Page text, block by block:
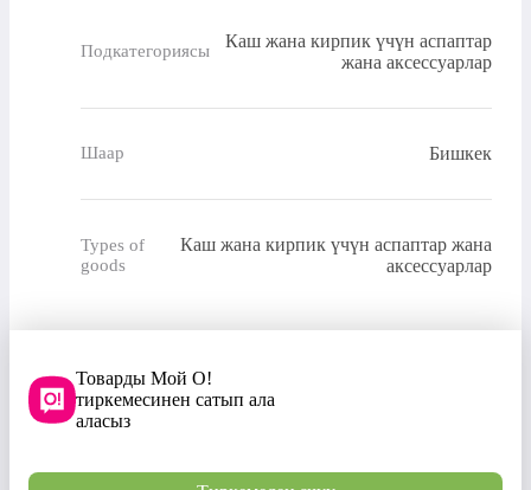
Подкатегориясы
Каш жана кирпик үчүн аспаптар
жана аксессуарлар
Шаар Бишкек
Types of
goods
Каш жана кирпик үчүн аспаптар жана
аксессуарлар
Товарды Мой О!
тиркемесинен сатып ала
аласыз